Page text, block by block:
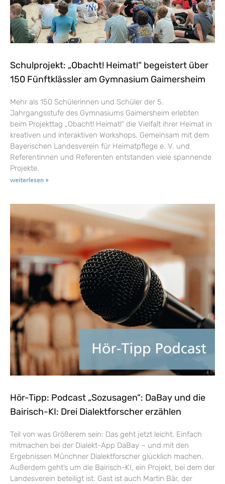
Schulprojekt: „Obacht! Heimat!“ begeistert über
150 Fünftklässler am Gymnasium Gaimersheim
Mehr als 150 Schülerinnen und Schüler der 5.
Jahrgangsstufe des Gymnasiums Gaimersheim erlebten
beim Projekttag „Obacht! Heimat!“ die Vielfalt ihrer Heimat in
kreativen und interaktiven Workshops. Gemeinsam mit dem
Bayerischen Landesverein für Heimatpflege e. V. und
Referentinnen und Referenten entstanden viele spannende
Projekte.
weiterlesen »
Hör-Tipp: Podcast „Sozusagen“: DaBay und die
Bairisch-KI: Drei Dialektforscher erzählen
Teil von was Größerem sein: Das geht jetzt leicht. Einfach
mitmachen bei der Dialekt-App DaBay – und mit den
Ergebnissen Münchner Dialektforscher glücklich machen.
Außerdem geht’s um die Bairisch-KI, ein Projekt, bei dem der
Landesverein beteiligt ist. Gast ist auch Martin Bär, der